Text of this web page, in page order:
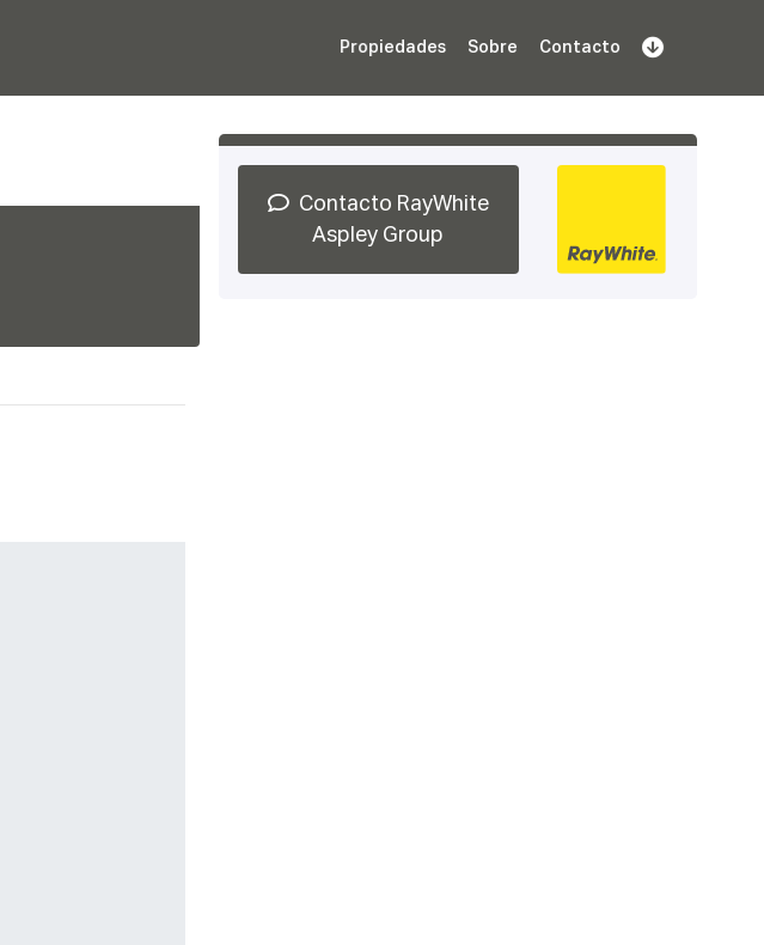
Propiedades Sobre Contacto
Contacto RayWhite
Aspley Group